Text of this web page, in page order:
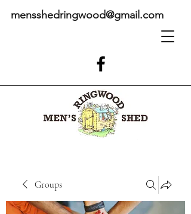
mensshedringwood@gmail.com
Groups